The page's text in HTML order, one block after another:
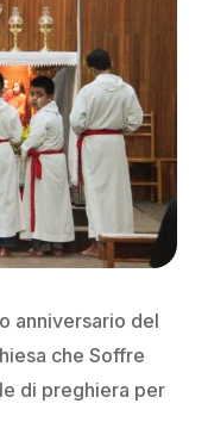
anniversario del
che Soffre
di preghiera per